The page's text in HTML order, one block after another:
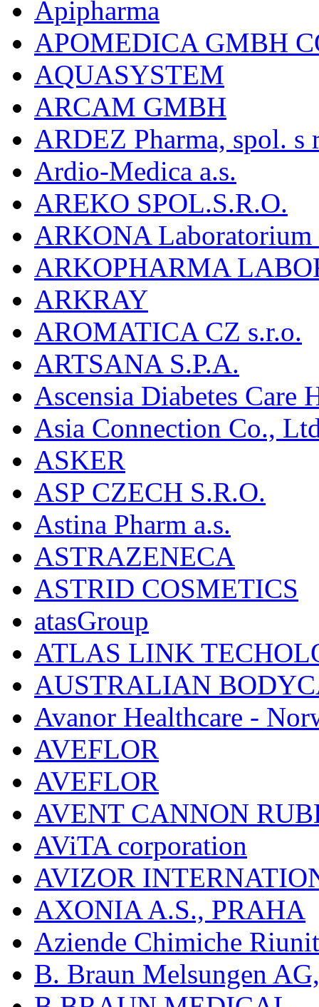
Apipharma
APOMEDICA GMBH
AQUASYSTEM
ARCAM GMBH
ARDEZ Pharma, spol. s
Ardio-Medica a.s.
AREKO SPOL.S.R.O.
ARKONA
ARKOPHARMA
ARKRAY
AROMATICA CZ s.r.o.
ARTSANA S.P.A.
Ascensia Diabetes Care
Asia Connection Co.,
ASKER
ASP CZECH S.R.O.
Astina Pharm a.s.
ASTRAZENECA
ASTRID COSMETICS
atasGroup
ATLAS LINK
AUSTRALIAN
Avanor Healthcare -
AVEFLOR
AVEFLOR
AVENT CANNON
AViTA corporation
AVIZOR
AXONIA A.S., PRAHA
Aziende Chimiche
B. Braun Melsungen